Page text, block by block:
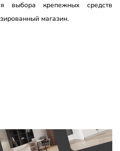
крепежных средств
магазин.